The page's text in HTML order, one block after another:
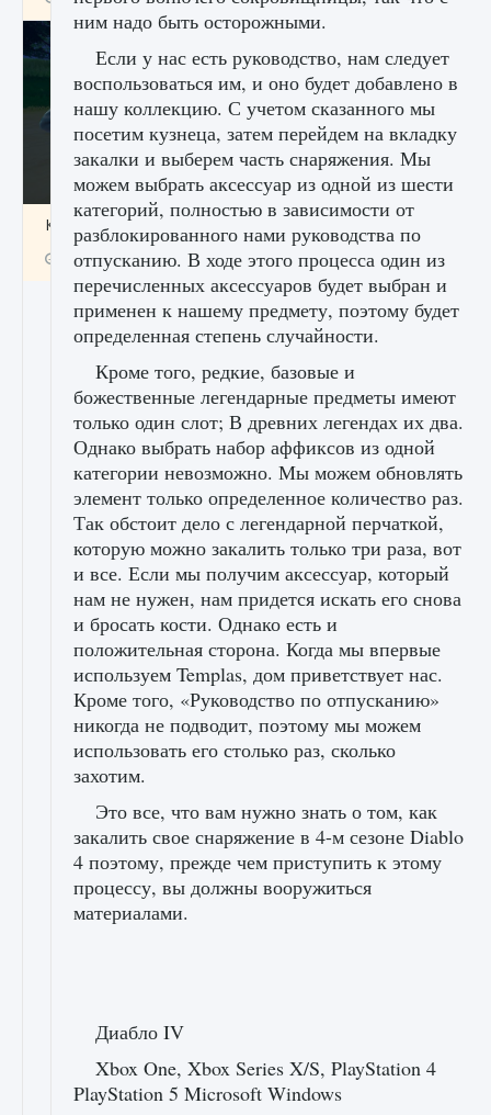
Как включить чат в Fortnite
9 августа 2024 1 335 0 0
ним надо быть осторожными.
Если у нас есть руководство, нам следует
воспользоваться им, и оно будет добавлено в
нашу коллекцию. С учетом сказанного мы
посетим кузнеца, затем перейдем на вкладку
закалки и выберем часть снаряжения. Мы
можем выбрать аксессуар из одной из шести
категорий, полностью в зависимости от
разблокированного нами руководства по
отпусканию. В ходе этого процесса один из
перечисленных аксессуаров будет выбран и
применен к нашему предмету, поэтому будет
определенная степень случайности.
Кроме того, редкие, базовые и
божественные легендарные предметы имеют
только один слот; В древних легендах их два.
Однако выбрать набор аффиксов из одной
категории невозможно. Мы можем обновлять
элемент только определенное количество раз.
Так обстоит дело с легендарной перчаткой,
которую можно закалить только три раза, вот
и все. Если мы получим аксессуар, который
нам не нужен, нам придется искать его снова
и бросать кости. Однако есть и
положительная сторона. Когда мы впервые
используем Templas, дом приветствует нас.
Кроме того, «Руководство по отпусканию»
никогда не подводит, поэтому мы можем
использовать его столько раз, сколько
захотим.
Это все, что вам нужно знать о том, как
закалить свое снаряжение в 4-м сезоне Diablo
4 поэтому, прежде чем приступить к этому
процессу, вы должны вооружиться
материалами.
Диабло IV
Xbox One, Xbox Series X/S, PlayStation 4
PlayStation 5 Microsoft Windows